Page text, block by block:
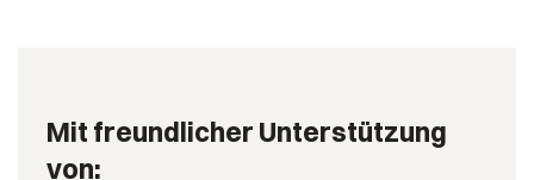
Mit freundlicher Unterstützung
von: